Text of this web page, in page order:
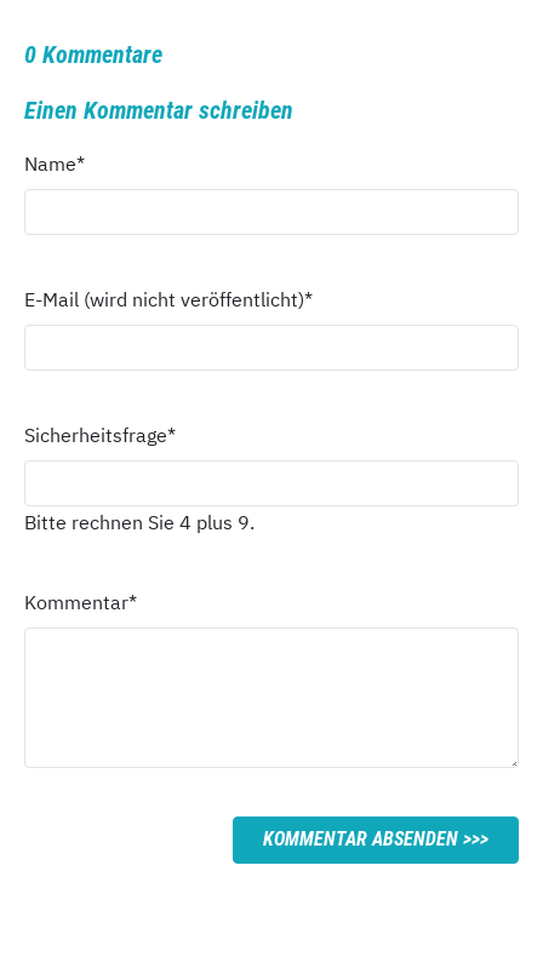
0 Kommentare
Einen Kommentar schreiben
Name*
E-Mail (wird nicht veröffentlicht)*
Sicherheitsfrage*
Bitte rechnen Sie 4 plus 9.
Kommentar*
KOMMENTAR ABSENDEN